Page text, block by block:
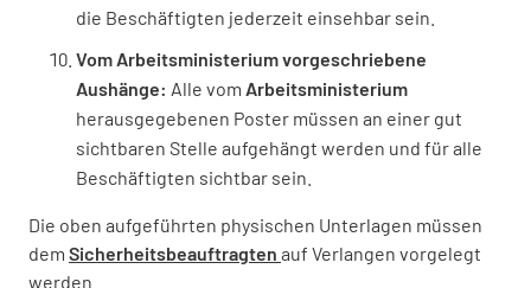
die Beschäftigten jederzeit einsehbar sein.
Vom Arbeitsministerium vorgeschriebene
Aushänge: Alle vom Arbeitsministerium
herausgegebenen Poster müssen an einer gut
sichtbaren Stelle aufgehängt werden und für alle
Beschäftigten sichtbar sein.
Die oben aufgeführten physischen Unterlagen müssen
dem Sicherheitsbeauftragten auf Verlangen vorgelegt
werden.